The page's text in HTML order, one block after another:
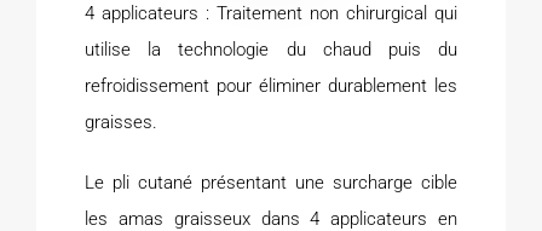
4 applicateurs : Traitement non chirurgical qui
utilise la technologie du chaud puis du
refroidissement pour éliminer durablement les
graisses.
Le pli cutané présentant une surcharge cible
les amas graisseux dans 4 applicateurs en